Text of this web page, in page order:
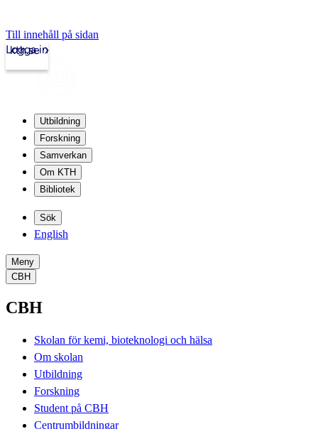
Till innehåll på sidan
kth.se
Logga in
Utbildning
Forskning
Samverkan
Om KTH
Bibliotek
Sök
English
Meny
CBH
CBH
Skolan för kemi, bioteknologi och hälsa
Om skolan
Utbildning
Forskning
Student på CBH
Centrumbildningar